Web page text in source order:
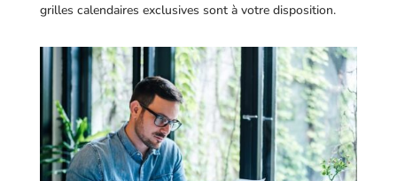
grilles calendaires exclusives sont à votre disposition.